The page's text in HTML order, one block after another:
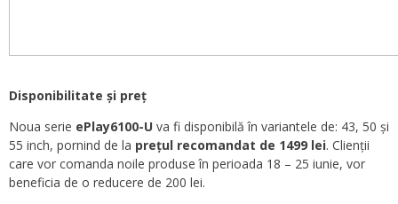
Disponibilitate și preț
Noua serie ePlay6100-U va fi disponibilă în variantele de: 43, 50 și
55 inch, pornind de la prețul recomandat de 1499 lei. Clienții
care vor comanda noile produse în perioada 18 – 25 iunie, vor
beneficia de o reducere de 200 lei.